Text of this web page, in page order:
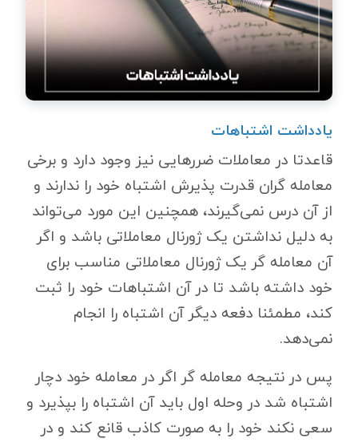
یادداشت اشتباهات
قاعدتا در معاملات ضررهایی نیز وجود دارد و برخی
معامله گران قدرت پذیرش اشتباه خود را ندارند و
از آن درس نمی‌گیرند، همچنین این مورد می‌تواند
به دلیل نداشتن یک ژورنال معاملاتی باشد و اگر
آن معامله گر یک ژورنال معاملاتی مناسب برای
خود داشته باشد تا در آن اشتباهات خود را ثبت
کند، مطمئنا دفعه دیگر آن اشتباه را انجام
نمی‌دهد.
پس در نتیجه معامله گر اگر در معامله خود دچار
اشتباه شد در وحله اول باید آن اشتباه را بپذیرد و
سعی نکند خود را به صورت کاذب قانع کند و در